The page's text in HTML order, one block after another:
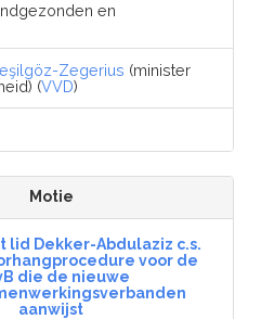
en
Zegerius (minister
(VVD)
Motie
lid Dekker-Abdulaziz c.s.
voor de
die de nieuwe
aanwijst